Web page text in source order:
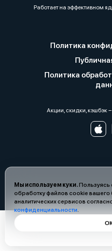
Мы используем куки.Пользуясь
обработку файлов cookie вашего
аналитических сервисов
конфиденциальности.
Работает на эффективном
Политика
Политика
Акции, скидки, кэшбэк